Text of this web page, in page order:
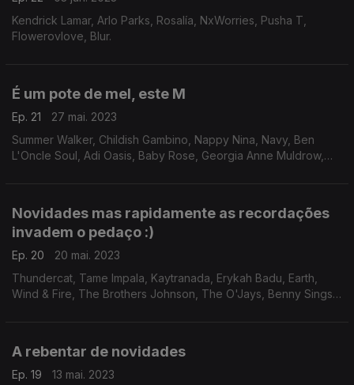
Kendrick Lamar, Arlo Parks, Rosalía, NxWorries, Pusha T,
Flowerovlove, Blur.
É um pote de mel, este M
Ep. 21
27 mai. 2023
Summer Walker, Childish Gambino, Nappy Nina, Navy, Ben
L'Oncle Soul, Adi Oasis, Baby Rose, Georgia Anne Muldrow,
Novidades mas rapidamente as recordações
invadem o pedaço :)
Ep. 20
20 mai. 2023
Thundercat, Tame Impala, Kaytranada, Erykah Badu, Earth,
Wind & Fire, The Brothers Johnson, The O'Jays, Benny Sings,
A rebentar de novidades
Ep. 19
13 mai. 2023